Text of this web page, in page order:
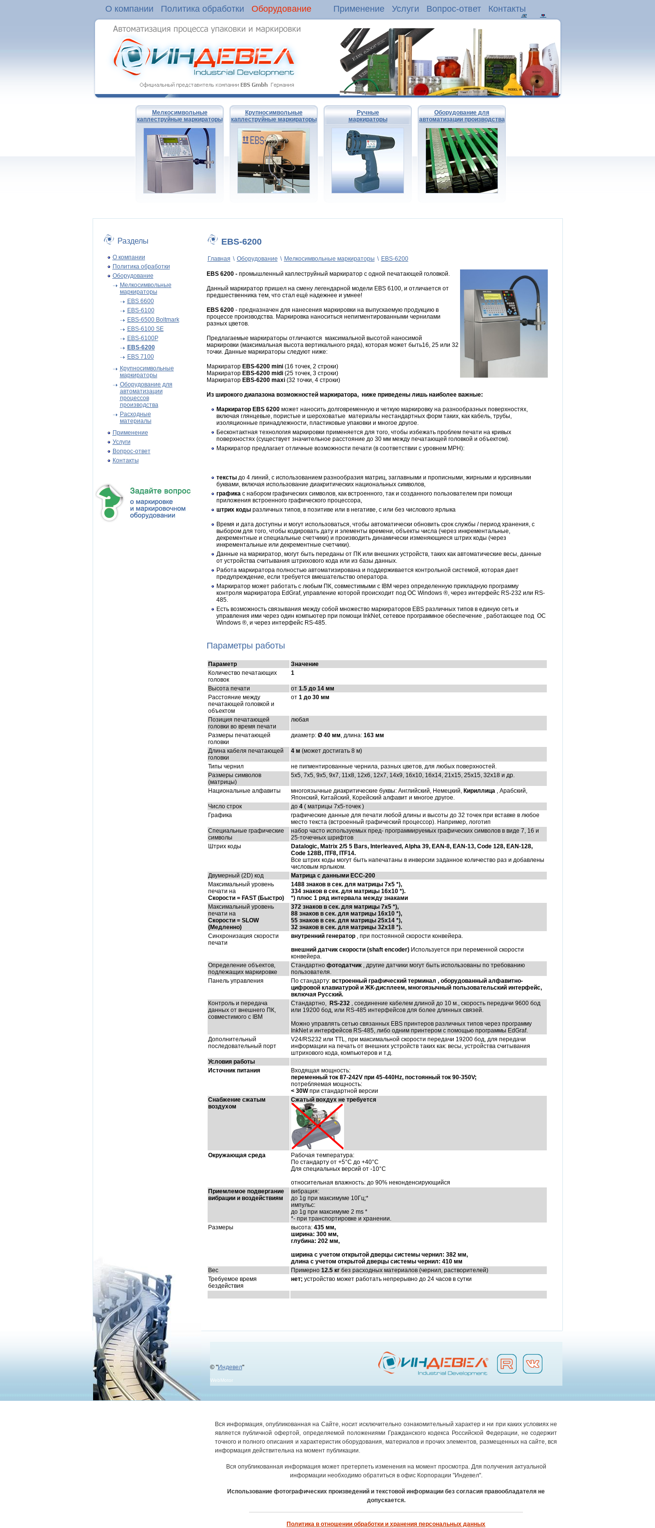
О компании Политика обработки Оборудование Применение Услуги Вопрос-ответ Контакты
Мелкосимвольные
каплеструйные маркираторы
Крупносимвольные
каплеструйные маркираторы
Ручные
маркираторы
Оборудование для
автоматизации производства
Разделы
О компании
Политика обработки
Оборудование
Мелкосимвольные
маркираторы
EBS 6600
EBS-6100
EBS-6500 Boltmark
EBS-6100 SE
EBS-6100P
EBS-6200
EBS 7100
Крупносимвольные
маркираторы
Оборудование для
автоматизации
процессов
производства
Расходные
материалы
Применение
Услуги
Вопрос-ответ
Контакты
EBS-6200
Главная \ Оборудование \ Мелкосимвольные маркираторы \ EBS-6200
EBS 6200- промышленный каплеструйный маркиратор с одной печатающей головкой.
Данный маркиратор пришел на смену легендарной модели EBS 6100, и отличается от
предшественника тем, что стал ещё надежнее и умнее!
EBS 6200- предназначен для нанесения маркировки на выпускаемую продукцию в
процессе производства. Маркировка наноситься непигментированными чернилами
разных цветов.
Предлагаемые маркираторы отличаются максимальной высотой наносимой
маркировки (максимальная высота вертикального ряда), которая может быть16, 25 или 32
точки. Данные маркираторы следуют ниже:
Маркиратор EBS-6200 mini(16 точек, 2 строки)
Маркиратор EBS-6200 midi(25 точек, 3 строки)
Маркиратор EBS-6200 maxi(32 точки, 4 строки)
Из широкого диапазона возможностей маркиратора, ниже приведены лишь наиболее важные:
Маркиратор EBS 6200может наносить долговременную и четкую маркировку на разнообразных поверхностях,
включая глянцевые, пористые и шероховатые материалы нестандартных форм таких, как кабель, трубы,
изоляционные принадлежности, пластиковые упаковки и многое другое.
Бесконтактная технология маркировки применяется для того, чтобы избежать проблем печати на кривых
поверхностях (существует значительное расстояние до 30 мм между печатающей головкой и объектом).
Маркиратор предлагает отличные возможности печати (в соответствии с уровнем MPH):
текстыдо 4 линий, с использованием разнообразия матриц, заглавными и прописными, жирными и курсивными
буквами, включая использование диакритических национальных символов,
графикас набором графических символов, как встроенного, так и созданного пользователем при помощи
приложения встроенного графического процессора,
штрих кодыразличных типов, в позитиве или в негативе, с или без числового ярлыка
Время и дата доступны и могут использоваться, чтобы автоматически обновить срок службы / период хранения, с
выбором для того, чтобы кодировать дату и элементы времени, объекты числа (через инкрементальные,
декрементные и специальные счетчики) и производить динамически изменяющиеся штрих коды (через
инкрементальные или декрементные счетчики).
Данные на маркиратор, могут быть переданы от ПК или внешних устройств, таких как автоматические весы, данные
от устройства считывания штрихового кода или из базы данных.
Работа маркиратора полностью автоматизирована и поддерживается контрольной системой, которая дает
предупреждение, если требуется вмешательство оператора.
Маркиратор может работать с любым ПК, совместимыми с IBM через определенную прикладную программу
контроля маркиратора EdGraf, управление которой происходит под ОС Windows ®, через интерфейс RS-232 или RS-
485.
Есть возможность связывания между собой множество маркираторов EBS различных типов в единую сеть и
управления ими через один компьютер при помощи InkNet, сетевое программное обеспечение , работающее под ОС
Windows ®, и через интерфейс RS-485.
Параметры работы
Параметр
Значение
Количество печатающих
головок
1
Высота печати от 1.5 до 14 мм
Расстояние между
печатающей головкой и
объектом
от 1 до 30 мм
Позиция печатающей
головки во время печати
любая
Размеры печатающей
головки
диаметр: Ø 40 мм, длина: 163 мм
Длина кабеля печатающей
головки
4 м (может достигать 8 м)
Типы чернил
не пигментированные чернила, разных цветов, для любых поверхностей.
Размеры символов
(матрицы)
5x5, 7x5, 9x5, 9x7, 11x8, 12x6, 12x7, 14x9, 16x10, 16x14, 21x15, 25x15, 32x18 и др.
Национальные алфавиты многоязычные диакритические буквы: Английский, Немецкий, Кириллица, Арабский,
Японский, Китайский, Корейский алфавит и многое другое.
Число строк
до 4 ( матрицы 7x5-точек )
Графика
графические данные для печати любой длины и высоты до 32 точек при вставке в любое
место текста (встроенный графический процессор). Например, логотип
Специальные графические
символы
набор часто используемых пред- программируемых графических символов в виде 7, 16 и
25-точечных шрифтов
Штрих коды
Datalogic, Matrix 2/5 5 Bars, Interleaved, Alpha 39, EAN-8, EAN-13, Code 128, EAN-128,
Code 128B, ITF8, ITF14.
Все штрих коды могут быть напечатаны в инверсии заданное количество раз и добавлены
числовым ярлыком.
Двумерный (2D) код
Матрица с данными ECC-200
Максимальный уровень
печати на
Скорости = FAST (Быстро)
1488 знаков в сек. для матрицы 7x5 *),
334 знаков в сек. для матрицы 16x10 *).
*) плюс 1 ряд интервала между знаками
Максимальный уровень
печати на
Скорости = SLOW
(Медленно)
372 знаков в сек. для матрицы 7x5 *),
88 знаков в сек. для матрицы 16x10 *),
55 знаков в сек. для матрицы 25x14 *),
32 знаков в сек. для матрицы 32x18 *).
Синхронизация скорости
печати
внутренний генератор, при постоянной скорости конвейера.
внешний датчик скорости (shaft encoder) Используется при переменной скорости
конвейера.
Определение объектов,
подлежащих маркировке
Стандартно фотодатчик, другие датчики могут быть использованы по требованию
пользователя.
Панель управления
По стандарту: встроенный графический терминал , оборудованный алфавитно-
цифровой клавиатурой и ЖК-дисплеем, многоязычный пользовательский интерфейс,
включая Русский.
Контроль и передача
данных от внешнего ПК,
совместимого с IBM
Стандартно, RS-232, соединение кабелем длиной до 10 м., скорость передачи 9600 бод
или 19200 бод, или RS-485 интерфейсов для более длинных связей.
Можно управлять сетью связанных EBS принтеров различных типов через программу
InkNet и интерфейсов RS-485, либо одним принтером с помощью программы EdGraf.
Дополнительный
последовательный порт
V24/RS232 или TTL, при максимальной скорости передачи 19200 бод, для передачи
информации на печать от внешних устройств таких как: весы, устройства считывания
штрихового кода, компьютеров и т.д.
Условия работы
Источник питания
Входящая мощность:
переменный ток 87-242V при 45-440Hz, постоянный ток 90-350V;
потребляемая мощность:
< 30Wпри стандартной версии
Снабжение сжатым
воздухом
Сжатый вохдух не требуется
Окружающая среда
Рабочая температура:
По стандарту от +5°C до +40°C
Для специальных версий от -10°C
относительная влажность: до 90% неконденсирующийся
Приемлемое подвергание
вибрации и воздействиям
вибрация:
до 1g при максимуме 10Гц;*
импульс:
до 1g при максимуме 2 ms *
*- при транспортировке и хранении.
Размеры
высота: 435 мм,
ширина: 300 мм,
глубина: 202 мм,
ширина с учетом открытой дверцы системы чернил: 382 мм,
длина с учетом открытой дверцы системы чернил: 410 мм
Вес
Примерно 12.5 кг без расходных материалов (чернил, растворителей)
Требуемое время
бездействия
нет; устройство может работать непрерывно до 24 часов в сутки
© "Индевел"
WebMotor
Вся информация, опубликованная на Сайте, носит исключительно ознакомительный характер и ни при каких условиях не
является публичной офертой, определяемой положениями Гражданского кодекса Российской Федерации, не содержит
точного и полного описания и характеристик оборудования, материалов и прочих элементов, размещенных на сайте, вся
информация действительна на момент публикации.
Вся опубликованная информация может претерпеть изменения на момент просмотра. Для получения актуальной
информации необходимо обратиться в офис Корпорации "Индевел".
Использование фотографических произведений и текстовой информации без согласия правообладателя не
допускается.
Политика в отношении обработки и хранения персональных данных